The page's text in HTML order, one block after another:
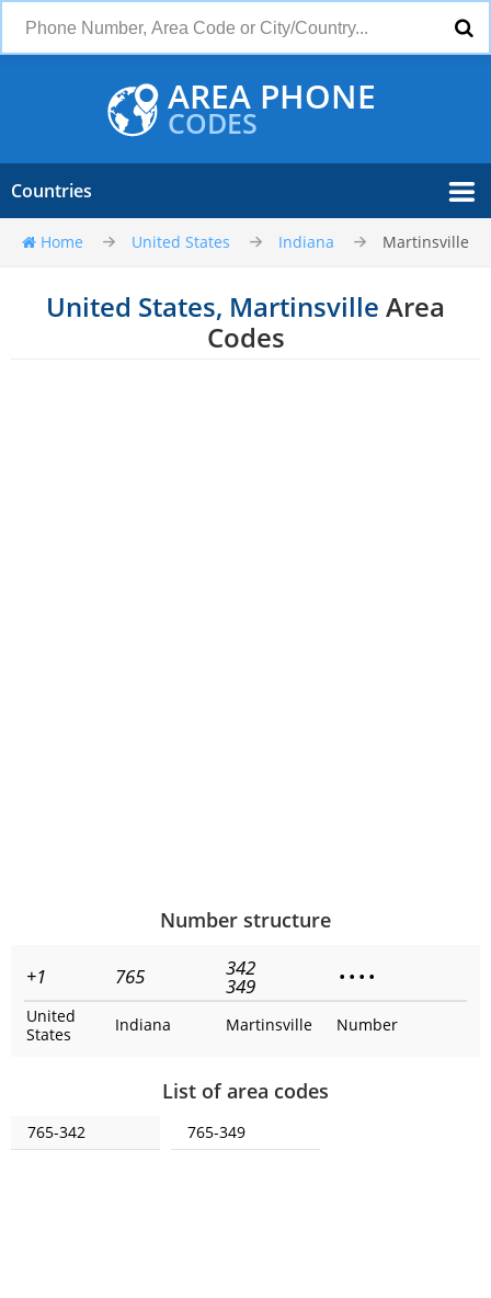
AREA PHONE
CODES
Countries
Home United States Indiana Martinsville
United States, Martinsville Area
Codes
Number structure
+1 765 342
349 • • • •
United
States
Indiana Martinsville Number
List of area codes
765-342 765-349